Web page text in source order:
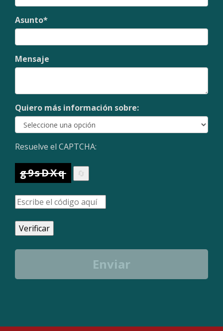
Asunto*
Mensaje
Quiero más información sobre:
Resuelve el CAPTCHA:
g9sDXq
Verificar
Enviar